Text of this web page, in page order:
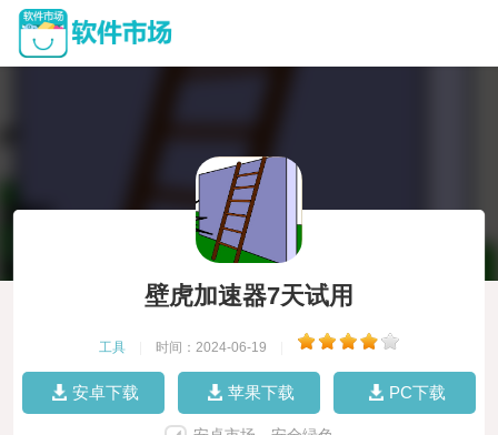
壁虎加速器7天试用
工具 时间：2024-06-19
安卓下载 苹果下载 PC下载